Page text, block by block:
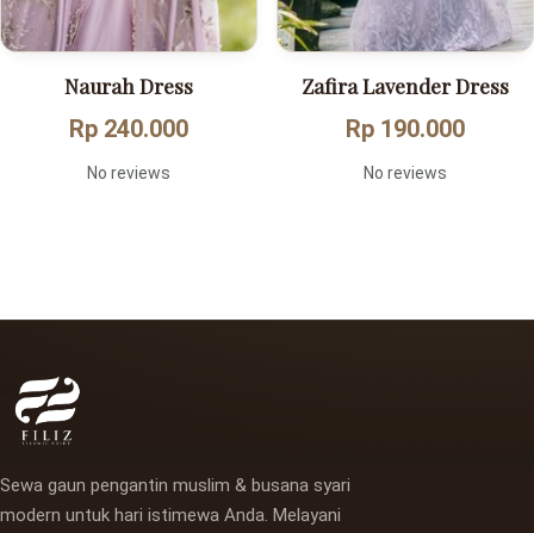
Naurah Dress
Rp 240.000
No reviews
Zafira Lavender Dress
Rp 190.000
No reviews
Sewa gaun pengantin muslim & busana syari
modern untuk hari istimewa Anda. Melayani